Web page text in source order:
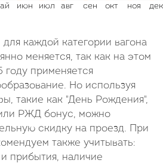
каждой категории вагона
меняется, так как на этом
году применяется
Но используя
такие как "День Рождения",
РЖД бонус, можно
скидку на проезд. При
также учитывать:
прибытия, наличие